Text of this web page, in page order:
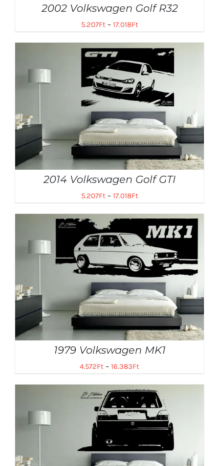
2002 Volkswagen Golf R32
5.207Ft– 17.018Ft
2014 Volkswagen Golf GTI
5.207Ft– 17.018Ft
1979 Volkswagen MK1
4.572Ft – 16.383Ft